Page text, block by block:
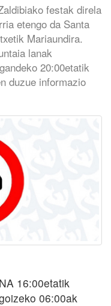
festak direla
etengo da Santa
Mariaundira.
lanak
20:00etatik
duzue informazio
16:00etatik
06:00ak